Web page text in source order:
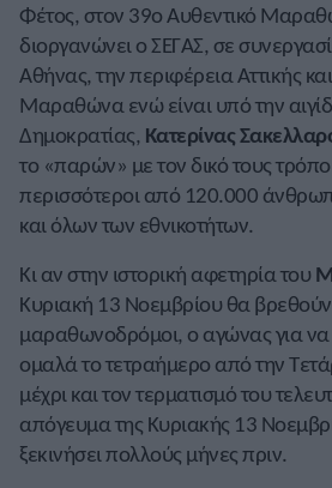
Φέτος, στον 39ο Αυθεντικό
διοργανώνει ο ΣΕΓΑΣ, σε
Αθήνας, την περιφέρεια Αττικής
Μαραθώνα ενώ είναι υπό την
Δημοκρατίας, Κατερίνας
το «παρών» με τον δικό τους
περισσότεροι από 120.000
και όλων των εθνικοτήτων.
Κι αν στην ιστορική αφετηρία του
Κυριακή 13 Νοεμβρίου θα
μαραθωνοδρόμοι, ο αγώνας για
ομαλά το τετραήμερο από την
μέχρι και τον τερματισμό του
απόγευμα της Κυριακής 13
ξεκινήσει πολλούς μήνες πριν.